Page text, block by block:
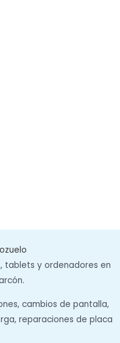
tablets y ordenadores en
cambios de pantalla,
reparaciones de placa